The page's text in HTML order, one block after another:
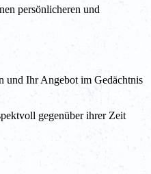
persönlicheren und
und Ihr Angebot im Gedächtnis
gegenüber ihrer Zeit